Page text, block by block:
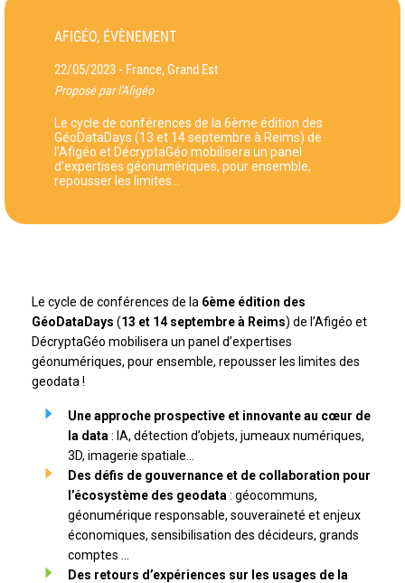
AFIGÉO, ÉVÈNEMENT
22/05/2023 - France, Grand Est
Proposé par l'Afigéo
Le cycle de conférences de la 6ème édition des
GéoDataDays (13 et 14 septembre à Reims) de
l’Afigéo et DécryptaGéo mobilisera un panel
d’expertises géonumériques, pour ensemble,
repousser les limites…
Le cycle de conférences de la 6ème édition des
GéoDataDays (13 et 14 septembre à Reims) de l’Afigéo et
DécryptaGéo mobilisera un panel d’expertises
géonumériques, pour ensemble, repousser les limites des
geodata !
Une approche prospective et innovante au cœur de
la data : IA, détection d’objets, jumeaux numériques,
3D, imagerie spatiale…
Des défis de gouvernance et de collaboration pour
l’écosystème des geodata : géocommuns,
géonumérique responsable, souveraineté et enjeux
économiques, sensibilisation des décideurs, grands
comptes …
Des retours d’expériences sur les usages de la